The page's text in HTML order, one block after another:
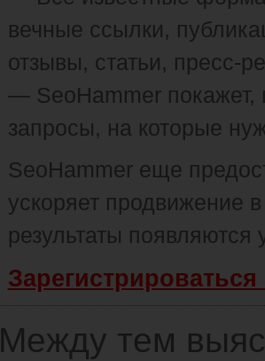
вечные ссылки,
отзывы, статьи, пресс-
— SeoHammer покажет,
запросы, на которые
SeoHammer еще
ускоряет продвижение
результаты
Между тем